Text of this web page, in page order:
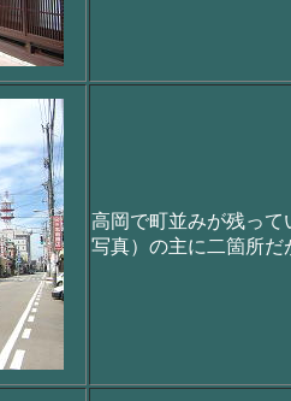
高岡で町並みが残っ
写真）の主に二箇所だ